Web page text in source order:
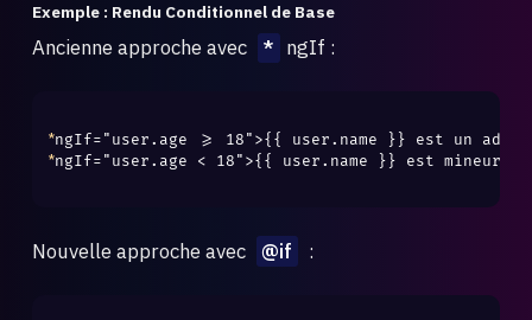
Exemple : Rendu Conditionnel de Base
Ancienne approche avec * ngIf :
*
*ngIf="user.age < 18">{{ user.name }} est mineur.
Nouvelle approche avec @if :